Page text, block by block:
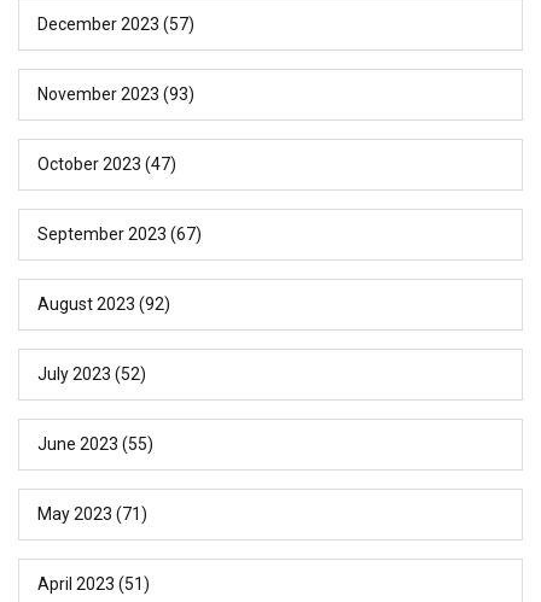
December 2023 (57)
November 2023 (93)
October 2023 (47)
September 2023 (67)
August 2023 (92)
July 2023 (52)
June 2023 (55)
May 2023 (71)
April 2023 (51)